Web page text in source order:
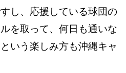
し、応援している球団の
を取って、何日も通いな
いう楽しみ方も沖縄キャ